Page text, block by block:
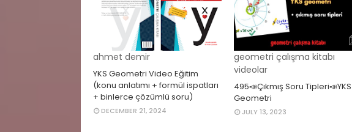
ahmet demir
YKS Geometri Video Eğitim
(konu anlatımı + formül ispatları
+ binlerce çözümlü soru)
DECEMBER 21, 2024
geometri çalışma kitabı
videolar
495📣Çıkmış Soru Tipleri📣YKS
Geometri
JULY 13, 2023